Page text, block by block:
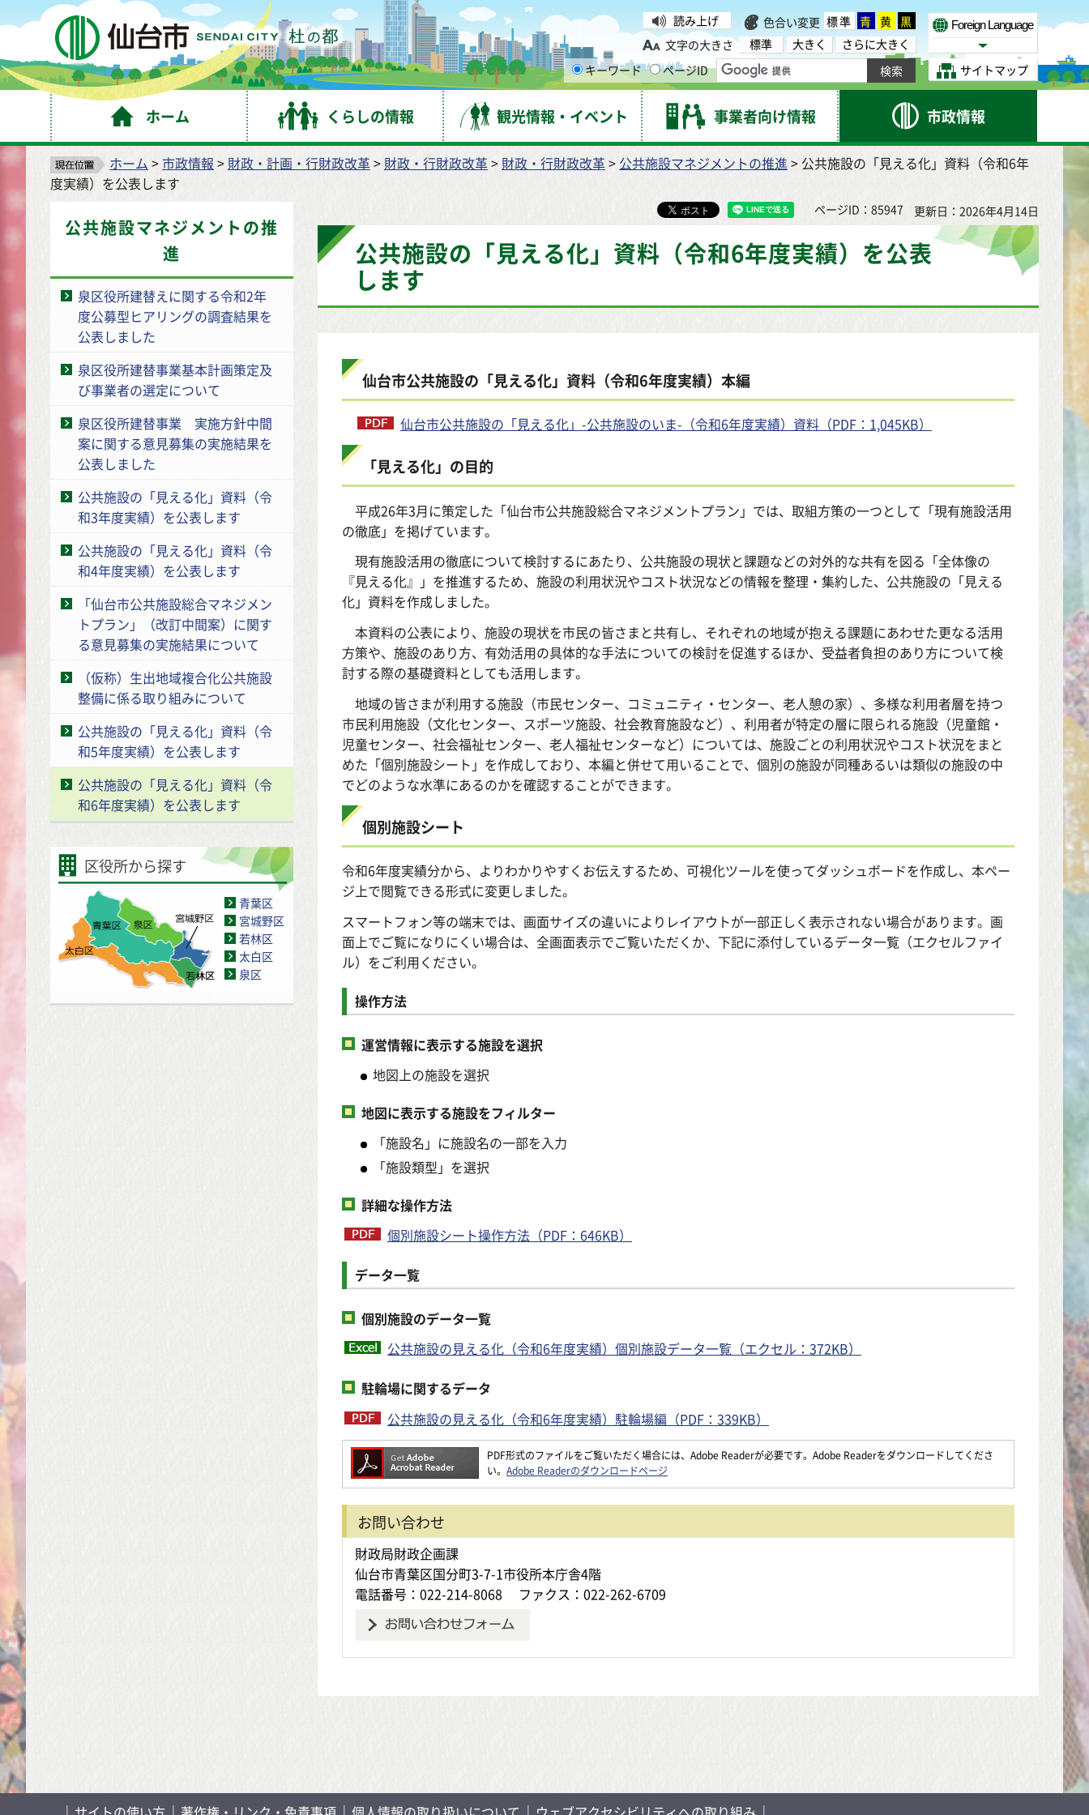
仙台市 読み上げ 色合い変更 標準 青 黄 黒
文字の大きさ
標準 大きく
さらに大きく
キーワード
ページID
Foreign Language
Select Language
サイトマップ
ホーム くらしの情報 観光情報・イベント 事業者向け情報 市政情報
ホーム >市政情報 > 財政・計画・行財政改革> 財政・行財政改革> 財政・行財政改革> 公共施設マネジメントの推進 > 公共施設の「見える化」資料（令和6年
度実績）を公表します
公共施設マネジメントの推
進
泉区役所建替えに関する令和2年
度公募型ヒアリングの調査結果を
公表しました
泉区役所建替事業基本計画策定及
び事業者の選定について
泉区役所建替事業 実施方針中間
案に関する意見募集の実施結果を
公表しました
公共施設の「見える化」資料（令
和3年度実績）を公表します
公共施設の「見える化」資料（令
和4年度実績）を公表します
「仙台市公共施設総合マネジメン
トプラン」（改訂中間案）に関す
る意見募集の実施結果について
（仮称）生出地域複合化公共施設
整備に係る取り組みについて
公共施設の「見える化」資料（令
和5年度実績）を公表します
公共施設の「見える化」資料（令
和6年度実績）を公表します
区役所から探す
青葉区
宮城野区
若林区
太白区
泉区
ページID：85947 更新日：2026年4月14日
公共施設の「見える化」資料（令和6年度実績）を公表
します
仙台市公共施設の「見える化」資料（令和6年度実績）本編
仙台市公共施設の「見える化」-公共施設のいま-（令和6年度実績）資料（PDF：1,045KB）
「見える化」の目的
平成26年3月に策定した「仙台市公共施設総合マネジメントプラン」では、取組方策の一つとして「現有施設活用
の徹底」を掲げています。
現有施設活用の徹底について検討するにあたり、公共施設の現状と課題などの対外的な共有を図る「全体像の
『見える化』」を推進するため、施設の利用状況やコスト状況などの情報を整理・集約した、公共施設の「見える
化」資料を作成しました。
本資料の公表により、施設の現状を市民の皆さまと共有し、それぞれの地域が抱える課題にあわせた更なる活用
方策や、施設のあり方、有効活用の具体的な手法についての検討を促進するほか、受益者負担のあり方について検
討する際の基礎資料としても活用します。
地域の皆さまが利用する施設（市民センター、コミュニティ・センター、老人憩の家）、多様な利用者層を持つ
市民利用施設（文化センター、スポーツ施設、社会教育施設など）、利用者が特定の層に限られる施設（児童館・
児童センター、社会福祉センター、老人福祉センターなど）については、施設ごとの利用状況やコスト状況をまと
めた「個別施設シート」を作成しており、本編と併せて用いることで、個別の施設が同種あるいは類似の施設の中
でどのような水準にあるのかを確認することができます。
個別施設シート
令和6年度実績分から、よりわかりやすくお伝えするため、可視化ツールを使ってダッシュボードを作成し、本ペー
ジ上で閲覧できる形式に変更しました。
スマートフォン等の端末では、画面サイズの違いによりレイアウトが一部正しく表示されない場合があります。画
面上でご覧になりにくい場合は、全画面表示でご覧いただくか、下記に添付しているデータ一覧（エクセルファイ
ル）をご利用ください。
操作方法
運営情報に表示する施設を選択
地図上の施設を選択
地図に表示する施設をフィルター
「施設名」に施設名の一部を入力
「施設類型」を選択
詳細な操作方法
個別施設シート操作方法（PDF：646KB）
データ一覧
個別施設のデータ一覧
公共施設の見える化（令和6年度実績）個別施設データ一覧（エクセル：372KB）
駐輪場に関するデータ
公共施設の見える化（令和6年度実績）駐輪場編（PDF：339KB）
PDF形式のファイルをご覧いただく場合には、Adobe Readerが必要です。Adobe Readerをダウンロードしてくださ
い。 Adobe Readerのダウンロードページ
お問い合わせ
財政局財政企画課
仙台市青葉区国分町3-7-1市役所本庁舎4階
電話番号：022-214-8068
ファクス：022-262-6709